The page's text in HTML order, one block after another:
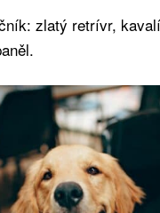
zlatý retrívr,